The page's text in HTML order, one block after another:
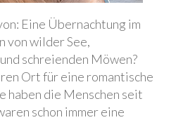
Eine Übernachtung im
von wilder See,
schreienden Möwen?
Ort für eine romantische
haben die Menschen seit
schon immer eine